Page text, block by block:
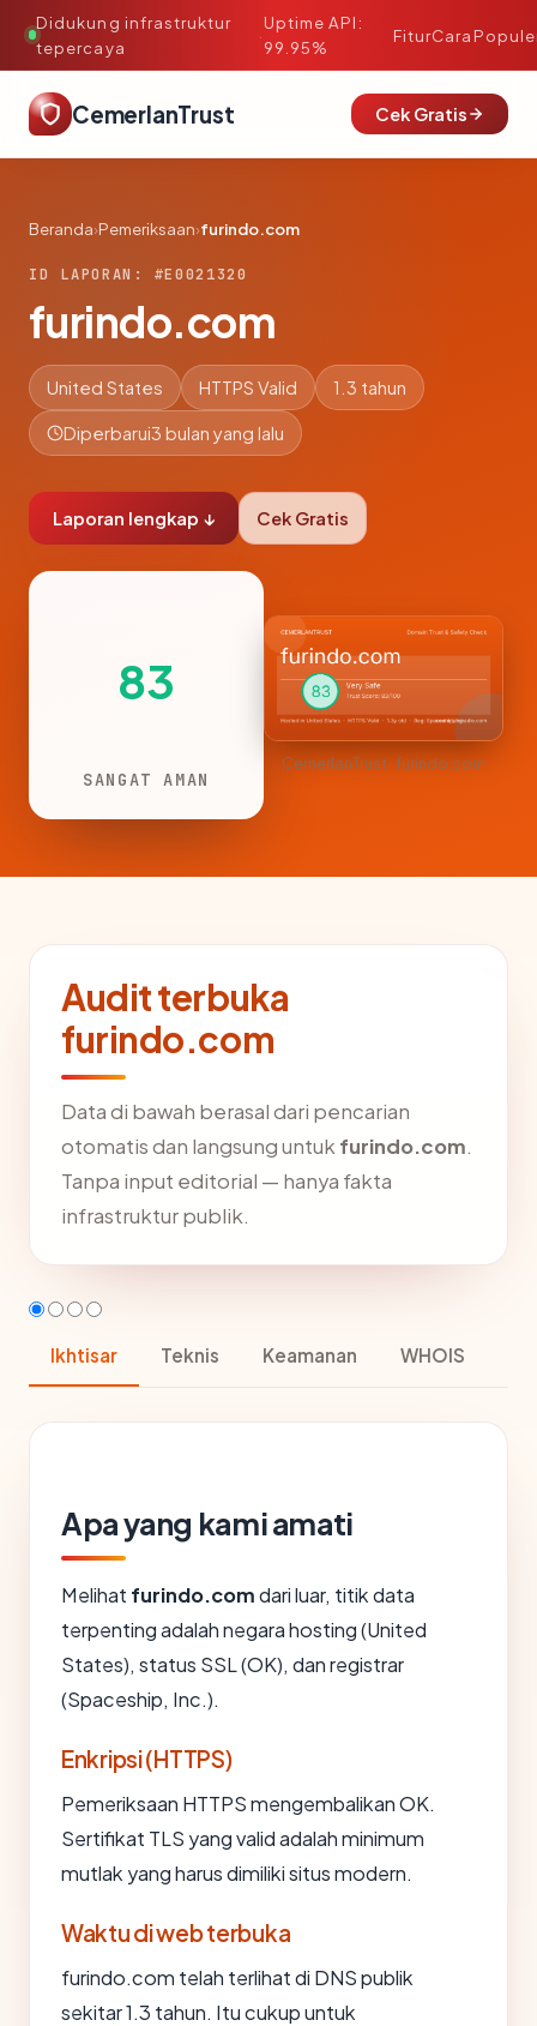
Didukung infrastruktur
tepercaya
·
Uptime API:
99.95%
FiturCara
CemerlanTrust Cek Gratis
Beranda›Pemeriksaan›furindo.com
ID LAPORAN: #E0021320
furindo.com
United States HTTPS Valid 1.3 tahun
Diperbarui3 bulan yang lalu
Laporan lengkap ↓ Cek Gratis
83
SANGAT AMAN
CemerlanTrust · furindo.com
Audit terbuka
furindo.com
Data di bawah berasal dari pencarian
otomatis dan langsung untuk furindo.com.
Tanpa input editorial — hanya fakta
infrastruktur publik.
Ikhtisar Teknis Keamanan WHOIS
Apa yang kami amati
Melihat furindo.comdari luar, titik data
terpenting adalah negara hosting (United
States), status SSL (OK), dan registrar
(Spaceship, Inc.).
Enkripsi (HTTPS)
Pemeriksaan HTTPS mengembalikan OK.
Sertifikat TLS yang valid adalah minimum
mutlak yang harus dimiliki situs modern.
Waktu di web terbuka
furindo.com telah terlihat di DNS publik
sekitar 1.3 tahun. Itu cukup untuk